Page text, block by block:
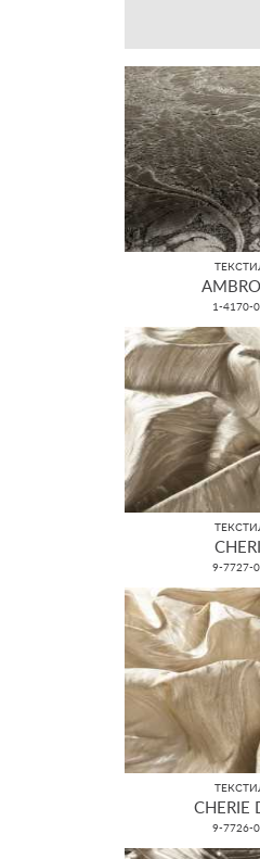
1-4170-
9-7727-
CHERIE
9-7726-